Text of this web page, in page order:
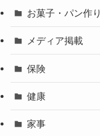
お菓子・パン作り
メディア掲載
保険
健康
家事